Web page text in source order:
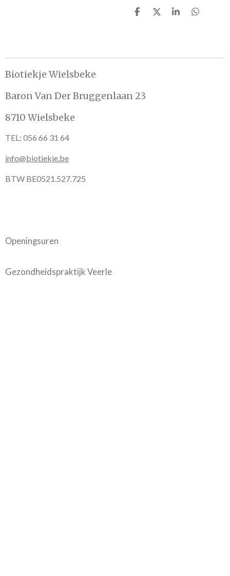
D
D
S
D
Biotiekje Wielsbeke
Baron Van Der Bruggenlaan 23
8710 Wielsbeke
TEL: 056 66 31 64
info@biotiekje.be
BTW BE0521.527.725
Openingsuren
Gezondheidspraktijk Veerle